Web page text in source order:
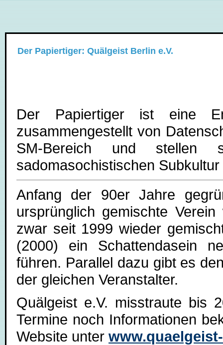
Der Papiertiger: Quälgeist Berlin e.V.
Der Papiertiger ist eine
zusammengestellt von
SM-Bereich und stellen
sadomasochistischen
Anfang der 90er Jahre
ursprünglich gemischte
zwar seit 1999 wieder
(2000) ein Schattendasein
führen. Parallel dazu gibt es
der gleichen Veranstalter.
Quälgeist e.V. misstraute bis
Termine noch Informationen
Website unter